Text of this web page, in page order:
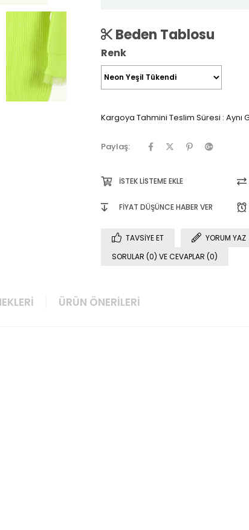
Beden Tablosu
Renk
Kargoya Tahmini Teslim Süresi : Aynı
Paylaş:
İSTEK LISTEME EKLE
FIYAT DÜŞÜNCE HABER VER
TAVSIYE ET
YORUM YAZ
SORULAR (0) VE CEVAPLAR (0)
ÜRÜN ÖNERILERI